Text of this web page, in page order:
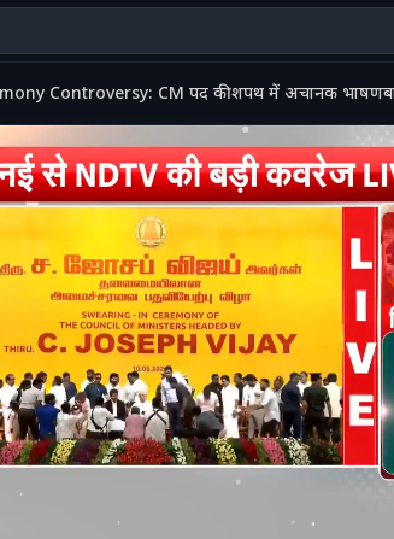
Controversy: CM पद की शपथ में अचानक